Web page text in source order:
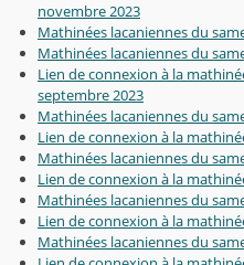
novembre 2023
Mathinées lacaniennes du
Mathinées lacaniennes du
Lien de connexion à la
septembre 2023
Mathinées lacaniennes du
Lien de connexion à la
Mathinées lacaniennes du
Lien de connexion à la
Mathinées lacaniennes du
Lien de connexion à la
Mathinées lacaniennes du